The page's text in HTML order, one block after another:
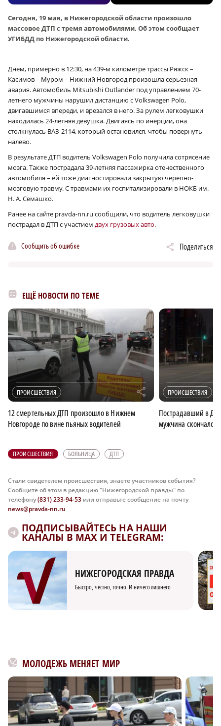
Сегодня, 19 мая, в Нижегородской области произошло
массовое ДТП с тремя автомобилями. Об этом сообщает
УГИБДД по Нижегородской области.
Днем, примерно в 12:30, на 439‑м километре трассы Ряжск –
Касимов – Муром – Нижний Новгород произошла серьезная
авария. Автомобиль Mitsubishi Outlander под управлением 70-
летнего мужчины нарушил дистанцию с Volkswagen Polo,
двигавшимся впереди, и врезался в него. За рулем легковушки
находилась 24-летняя девушка. Двигаясь по инерции, она
столкнулась ВАЗ-2114, который остановился, чтобы повернуть
налево.
В результате ДТП водитель Volkswagen Polo получила сотрясение
мозга. Также пострадала 39-летняя пассажирка отечественного
автомобиля – ей тоже диагностировали закрытую черепно-
мозговую травму. С травмами их госпитализировали в НОКБ им.
Н. А. Семашко.
Ранее на сайте pravda-nn.ru сообщили, что водитель легковушки
пострадал в ДТП с участием двух грузовых авто.
Сообщить об ошибке Поделиться
ЕЩЁ НОВОСТИ ПО ТЕМЕ
ПРОИСШЕСТВИЯ r
12 смертельных ДТП произошло в Нижнем
Новгороде по вине пьяных водителей
ПРОИСШЕСТВИЯ
Пострадавший в
мужчина скончался
ПРОИСШЕСТВИЯ БОЛЬНИЦА ДТП
Стали свидетелем происшествия, знаете участников события?
Сообщите об этом в редакцию "Нижегородской правды" по
телефону(831) 233-94-53 или отправьте сообщение на почту
news@pravda-nn.ru
ПОДПИСЫВАЙТЕСЬ НА НАШИ
КАНАЛЫ В MAX И TELEGRAM:
НИЖЕГОРОДСКАЯ ПРАВДА
Быстро, честно, точно. И ничего лишнего
МОЛОДЕЖЬ МЕНЯЕТ МИР